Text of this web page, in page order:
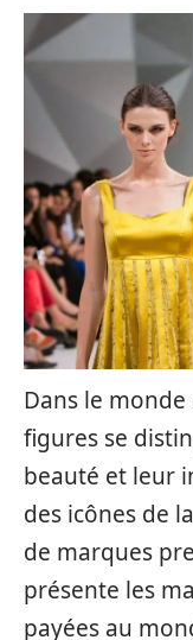
Dans le
figures se
beauté et leur
des icônes de
de marques
présente les
payées au